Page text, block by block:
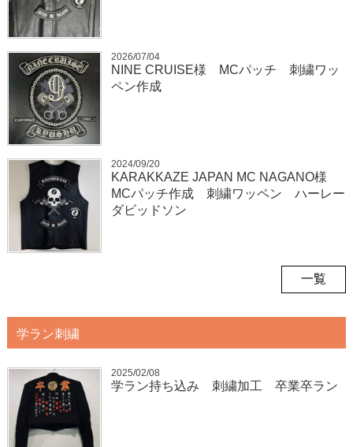
2026/07/04
NINE CRUISE様 MCパッチ 刺繍ワッ
ペン作成
2024/09/20
KARAKKAZE JAPAN MC NAGANO様
MCパッチ作成 刺繍ワッペン ハーレー
ダビッドソン
一覧
学ラン刺繍
2025/02/08
学ラン持ち込み 刺繍加工 卒業卒ラン